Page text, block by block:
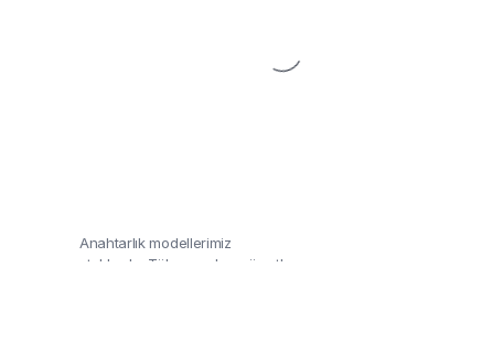
Anahtarlık modellerimiz
stoklarda, Tükenmeden göz at!